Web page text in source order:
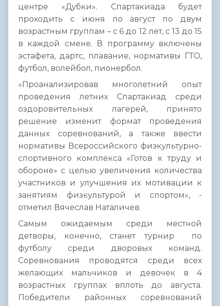
центре «Дубки». Спартакиада будет
проходить с июня по август по двум
возрастным группам – с 6 до 12 лет, с 13 до 15
в каждой смене. В программу включены
эстафета, дартс, плавание, нормативы ГТО,
футбол, волейбол, пионербол.
«Проанализировав многолетний опыт
проведения летних Спартакиад среди
оздоровительных лагерей, принято
решение изменит формат проведения
данных соревнований, а также ввести
нормативы Всероссийского физкультурно-
спортивного комплекса «Готов к труду и
обороне» с целью увеличения количества
участников и улучшения их мотивации к
занятиям физкультурой и спортом», -
отметил Вячеслав Наталичев.
Самым ожидаемым среди местной
детворы, конечно, станет турнир по
футболу среди дворовых команд.
Соревнования проводятся среди всех
желающих мальчиков и девочек в 4
возрастных группах вплоть до августа.
Победители районных соревнований